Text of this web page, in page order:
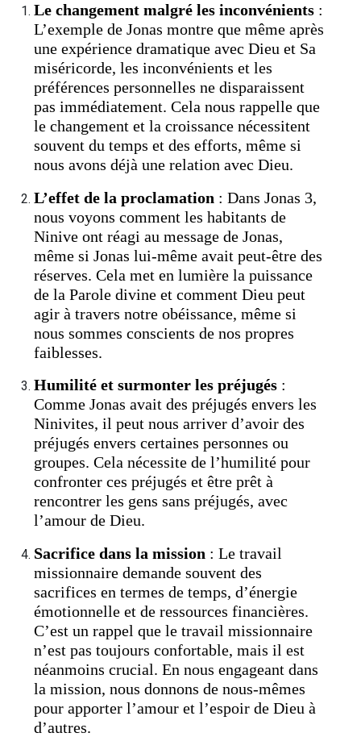
Le changement malgré les inconvénients :
L’exemple de Jonas montre que même après
une expérience dramatique avec Dieu et Sa
miséricorde, les inconvénients et les
préférences personnelles ne disparaissent
pas immédiatement. Cela nous rappelle que
le changement et la croissance nécessitent
souvent du temps et des efforts, même si
nous avons déjà une relation avec Dieu.
L’effet de la proclamation : Dans Jonas 3,
nous voyons comment les habitants de
Ninive ont réagi au message de Jonas,
même si Jonas lui-même avait peut-être des
réserves. Cela met en lumière la puissance
de la Parole divine et comment Dieu peut
agir à travers notre obéissance, même si
nous sommes conscients de nos propres
faiblesses.
Humilité et surmonter les préjugés :
Comme Jonas avait des préjugés envers les
Ninivites, il peut nous arriver d’avoir des
préjugés envers certaines personnes ou
groupes. Cela nécessite de l’humilité pour
confronter ces préjugés et être prêt à
rencontrer les gens sans préjugés, avec
l’amour de Dieu.
Sacrifice dans la mission : Le travail
missionnaire demande souvent des
sacrifices en termes de temps, d’énergie
émotionnelle et de ressources financières.
C’est un rappel que le travail missionnaire
n’est pas toujours confortable, mais il est
néanmoins crucial. En nous engageant dans
la mission, nous donnons de nous-mêmes
pour apporter l’amour et l’espoir de Dieu à
d’autres.